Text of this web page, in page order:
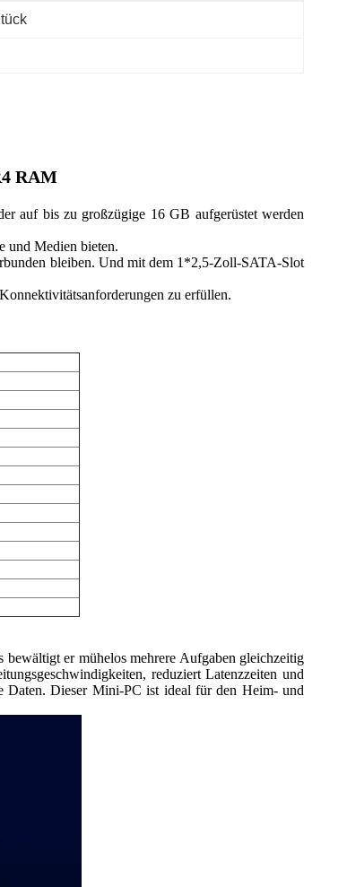
RAM
auf bis zu großzügige 16 GB aufgerüstet werden
und Medien bieten.
bleiben. Und mit dem 1*2,5-Zoll-SATA-Slot
zu erfüllen.
er mühelos mehrere Aufgaben gleichzeitig
reduziert Latenzzeiten und
Daten. Dieser Mini-PC ist ideal für den Heim- und